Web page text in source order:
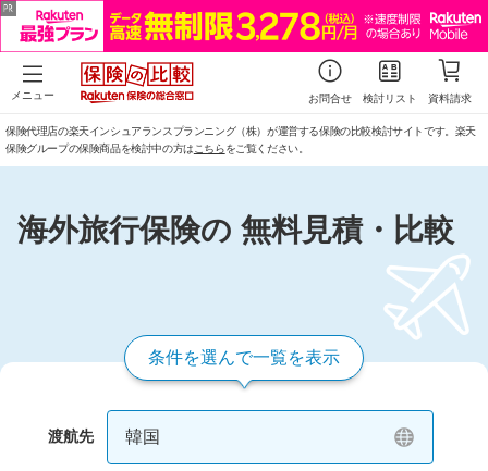
メニュー お問合せ 検討リスト 資料請求
保険代理店の楽天インシュアランスプランニング（株）が運営する保険の比較検討サイトです。楽天
保険グループの保険商品を検討中の方は こちらをご覧ください。
渡航先をえらぶ
韓国
中国
タイ
グアム
日数をえらぶ
1日間 2日間 3日間
5日間 6日間 7日間 8日間
12日間
14日間 15日間
18日間 19日間 20日間
人数をえらぶ
保険加入者
グループ
海外旅行保険の 無料見積・比較
条件を選んで一覧を表示
渡航先 韓国